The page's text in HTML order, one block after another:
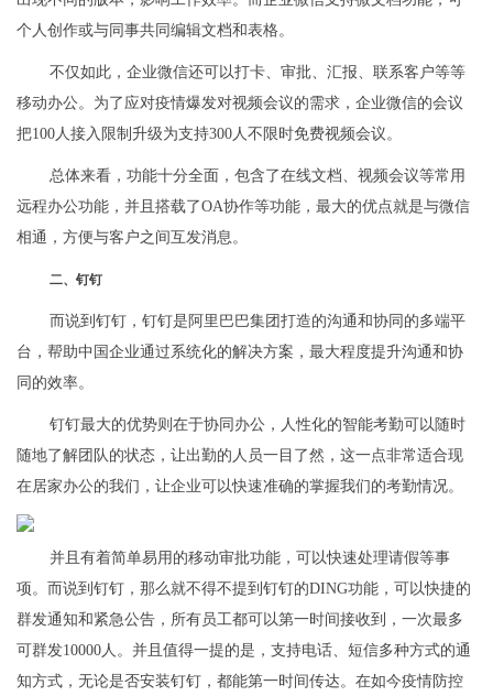
个人创作或与同事共同编辑文档和表格。
不仅如此，企业微信还可以打卡、审批、汇报、联系客户等等
移动办公。为了应对疫情爆发对视频会议的需求，企业微信的会议
把100人接入限制升级为支持300人不限时免费视频会议。
总体来看，功能十分全面，包含了在线文档、视频会议等常用
远程办公功能，并且搭载了OA协作等功能，最大的优点就是与微信
相通，方便与客户之间互发消息。
二、钉钉
而说到钉钉，钉钉是阿里巴巴集团打造的沟通和协同的多端平
台，帮助中国企业通过系统化的解决方案，最大程度提升沟通和协
同的效率。
钉钉最大的优势则在于协同办公，人性化的智能考勤可以随时
随地了解团队的状态，让出勤的人员一目了然，这一点非常适合现
在居家办公的我们，让企业可以快速准确的掌握我们的考勤情况。
并且有着简单易用的移动审批功能，可以快速处理请假等事
项。而说到钉钉，那么就不得不提到钉钉的DING功能，可以快捷的
群发通知和紧急公告，所有员工都可以第一时间接收到，一次最多
可群发10000人。并且值得一提的是，支持电话、短信多种方式的通
知方式，无论是否安装钉钉，都能第一时间传达。在如今疫情防控